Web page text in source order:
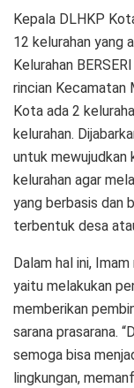
Kepala DLHKP
12 kelurahan yang
Kelurahan
rincian Kecamatan
Kota ada 2
kelurahan.
untuk mewujudkan
kelurahan agar
yang berbasis dan
terbentuk desa
Dalam hal ini,
yaitu melakukan
memberikan
sarana prasarana.
semoga bisa
lingkungan,